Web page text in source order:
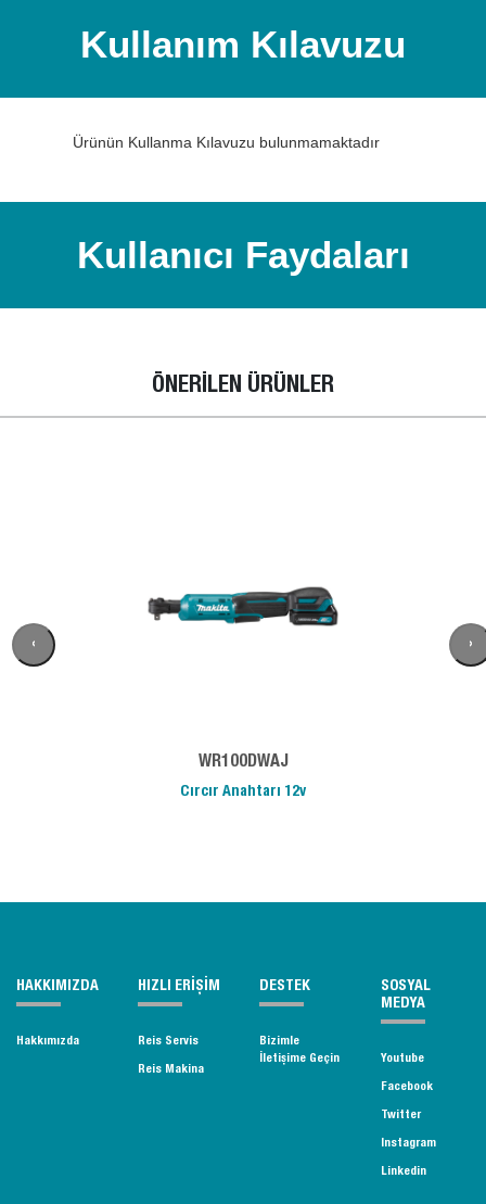
Kullanım Kılavuzu
Ürünün Kullanma Kılavuzu bulunmamaktadır
Kullanıcı Faydaları
ÖNERİLEN ÜRÜNLER
WR100DWAJ
Cırcır Anahtarı 12v
‹ ›
HAKKIMIZDA
Hakkımızda
HIZLI ERİŞİM
Reis Servis
Reis Makina
DESTEK
Bizimle
İletişime Geçin
SOSYAL
MEDYA
Youtube
Facebook
Twitter
Instagram
Linkedin